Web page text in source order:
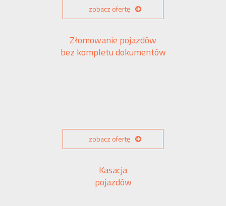
zobacz ofertę
Złomowanie pojazdów
bez kompletu dokumentów
zobacz ofertę
Kasacja
pojazdów